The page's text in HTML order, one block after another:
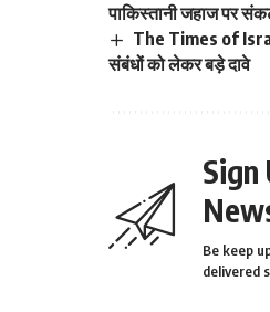
पाकिस्तानी जहाज पर
The Times of
संबंधों को लेकर बड़े दावे
Sign
Be keep
delivered